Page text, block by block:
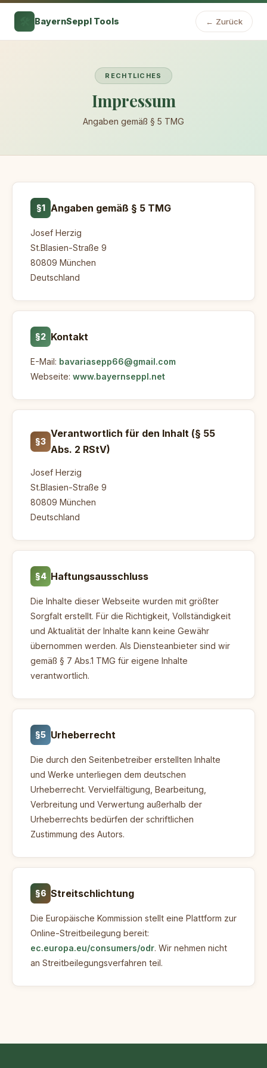
BayernSeppl Tools ← Zurück
RECHTLICHES
Impressum
Angaben gemäß § 5 TMG
§1 Angaben gemäß § 5 TMG
Josef Herzig
St.Blasien-Straße 9
80809 München
Deutschland
§2 Kontakt
E-Mail: bavariasepp66@gmail.com
Webseite: www.bayernseppl.net
§3
Verantwortlich für den Inhalt (§ 55
Abs. 2 RStV)
Josef Herzig
St.Blasien-Straße 9
80809 München
Deutschland
§4 Haftungsausschluss
Die Inhalte dieser Webseite wurden mit größter
Sorgfalt erstellt. Für die Richtigkeit, Vollständigkeit
und Aktualität der Inhalte kann keine Gewähr
übernommen werden. Als Diensteanbieter sind wir
gemäß § 7 Abs.1 TMG für eigene Inhalte
verantwortlich.
§5 Urheberrecht
Die durch den Seitenbetreiber erstellten Inhalte
und Werke unterliegen dem deutschen
Urheberrecht. Vervielfältigung, Bearbeitung,
Verbreitung und Verwertung außerhalb der
Urheberrechts bedürfen der schriftlichen
Zustimmung des Autors.
§6 Streitschlichtung
Die Europäische Kommission stellt eine Plattform zur
Online-Streitbeilegung bereit:
ec.europa.eu/consumers/odr. Wir nehmen nicht
an Streitbeilegungsverfahren teil.